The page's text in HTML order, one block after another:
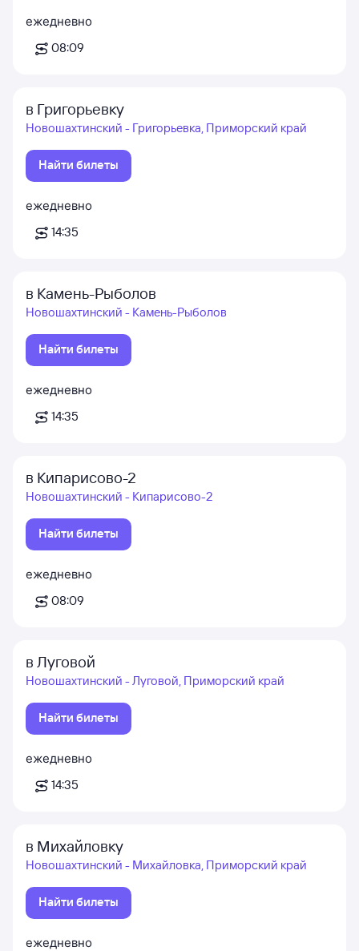
ежедневно
08:09
в Григорьевку
Новошахтинский - Григорьевка, Приморский край
Найти билеты
ежедневно
14:35
в Камень-Рыболов
Новошахтинский - Камень-Рыболов
Найти билеты
ежедневно
14:35
в Кипарисово-2
Новошахтинский - Кипарисово-2
Найти билеты
ежедневно
08:09
в Луговой
Новошахтинский - Луговой, Приморский край
Найти билеты
ежедневно
14:35
в Михайловку
Новошахтинский - Михайловка, Приморский край
Найти билеты
ежедневно